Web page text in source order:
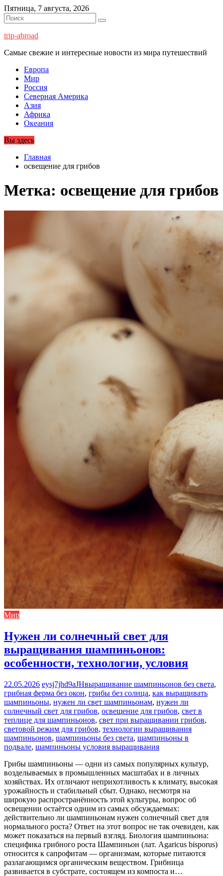
Перейти
к
содержимому
Пятница, 7 августа, 2026
trip-abroad
Самые свежие и интересные новости из мира путешествий
Европа
Мир
Россия
Северная Америка
Азия
Африка
Океания
Вы здесь
Главная
освещение для грибов
Метка: освещение для грибов
Мир
Нужен ли солнечный свет для
выращивания шампиньонов:
особенности, технологии, условия
22.05.2026 eysj7jhd9aJHвыращивание шампиньонов без света,
грибная ферма без окон, грибы без солнца, как выращивать
шампиньоны, нужен ли свет шампиньонам, нужен ли
солнечный свет для грибов, освещение для грибов, свет в
теплице для шампиньонов, свет при выращивании грибов,
световой режим для грибов, технологии выращивания
шампиньонов, шампиньоны без света, шампиньоны в
подвале, шампиньоны условия выращивания
Грибы шампиньоны — одни из самых популярных культур,
возделываемых в промышленных масштабах и в личных
хозяйствах. Их отличают неприхотливость к климату, высокая
урожайность и стабильный сбыт. Однако, несмотря на
широкую распространённость этой культуры, вопрос об
освещении остаётся одним из самых обсуждаемых:
действительно ли шампиньонам нужен солнечный свет для
нормального роста? Ответ на этот вопрос не так очевиден, как
может показаться на первый взгляд. Биология шампиньона:
специфика грибного роста Шампиньон (лат. Agaricus bisporus)
относится к сапрофитам — организмам, которые питаются
разлагающимся органическим веществом. Грибница
развивается в субстрате, состоящем из компоста и…